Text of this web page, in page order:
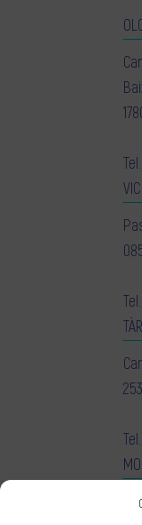
Tel.
VIC
Tel.
Tel.